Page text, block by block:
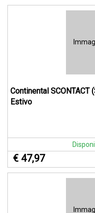
Continental
Estivo
€ 47,97